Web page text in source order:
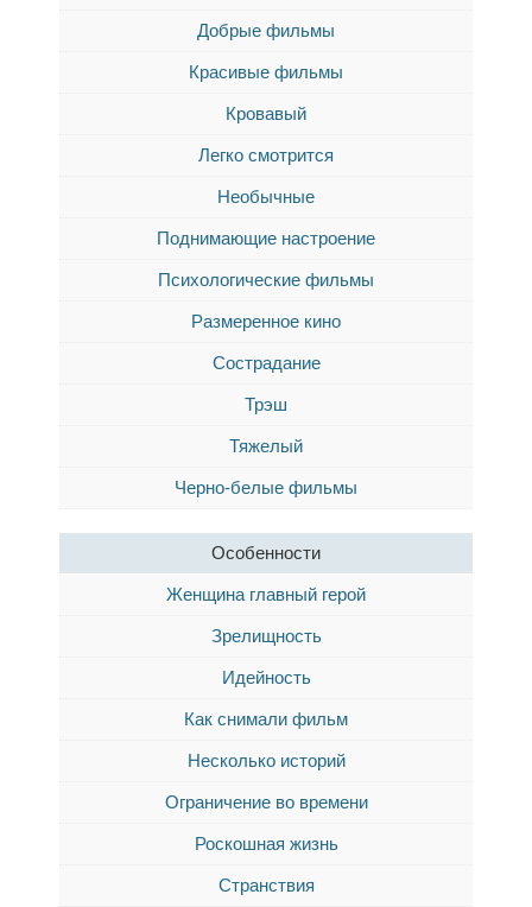
Добрые фильмы
Красивые фильмы
Кровавый
Легко смотрится
Необычные
Поднимающие настроение
Психологические фильмы
Размеренное кино
Сострадание
Трэш
Тяжелый
Черно-белые фильмы
Особенности
Женщина главный герой
Зрелищность
Идейность
Как снимали фильм
Несколько историй
Ограничение во времени
Роскошная жизнь
Странствия